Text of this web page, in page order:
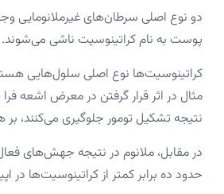
پوست به نام کراتینوسیت ناشی می‌شوند.
کراتینوسیت‌ها نوع اصلی سلول‌هایی
مثال در اثر قرار گرفتن در معرض اشعه
نتیجه تشکیل تومور جلوگیری می‌کنند، بر
در مقابل، ملانوم در نتیجه جهش‌های
حدود ده برابر کمتر از کراتینوسیت‌ها